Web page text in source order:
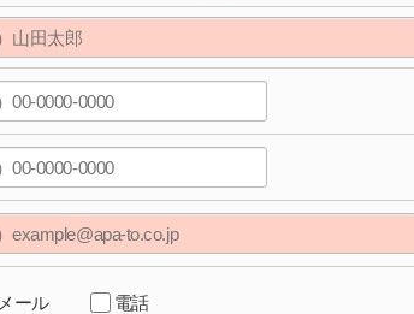
メール 電話